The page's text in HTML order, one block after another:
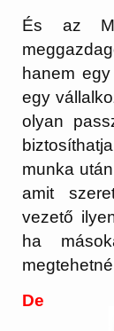
És az
hanem
egy
olyan
munka
amit
vezető
ha
De